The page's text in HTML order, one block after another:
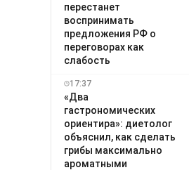
перестанет
воспринимать
предложения РФ о
переговорах как
слабость
17:37
«Два
гастрономических
ориентира»: диетолог
объяснил, как сделать
грибы максимально
ароматными